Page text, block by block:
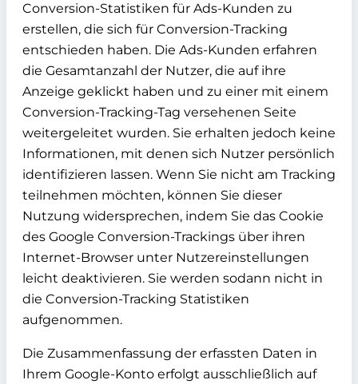
Conversion-Statistiken für Ads-Kunden zu
erstellen, die sich für Conversion-Tracking
entschieden haben. Die Ads-Kunden erfahren
die Gesamtanzahl der Nutzer, die auf ihre
Anzeige geklickt haben und zu einer mit einem
Conversion-Tracking-Tag versehenen Seite
weitergeleitet wurden. Sie erhalten jedoch keine
Informationen, mit denen sich Nutzer persönlich
identifizieren lassen. Wenn Sie nicht am Tracking
teilnehmen möchten, können Sie dieser
Nutzung widersprechen, indem Sie das Cookie
des Google Conversion-Trackings über ihren
Internet-Browser unter Nutzereinstellungen
leicht deaktivieren. Sie werden sodann nicht in
die Conversion-Tracking Statistiken
aufgenommen.
Die Zusammenfassung der erfassten Daten in
Ihrem Google-Konto erfolgt ausschließlich auf